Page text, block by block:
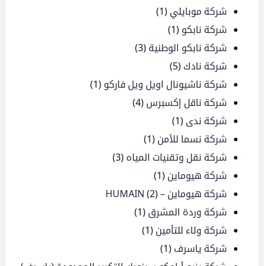
شركة موبايلي (1)
شركة نابكو (1)
شركة نابكو الوطنية (3)
شركة نادك (5)
شركة ناشيونال اويل ويل فاركو (1)
شركة ناقل إكسبرس (4)
شركة ندى (1)
شركة نسما للأمن (1)
شركة نقل وتقنيات المياه (3)
شركة هيوماين (1)
شركة هيوماين – HUMAIN(2)
شركة وردة المشرق (1)
شركة ولاء للتأمين (1)
شركة ياسرف (1)